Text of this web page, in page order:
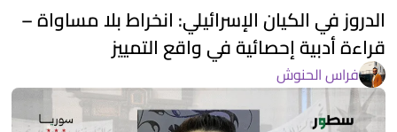
الدروز في الكيان الإسرائيلي: انخراط بلا مساواة –
قراءة أدبية إحصائية في واقع التمييز
فراس الحنوش